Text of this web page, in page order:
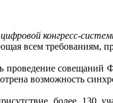
цифровой конгресс-
всем требованиям,
проведение
возможность
более 130